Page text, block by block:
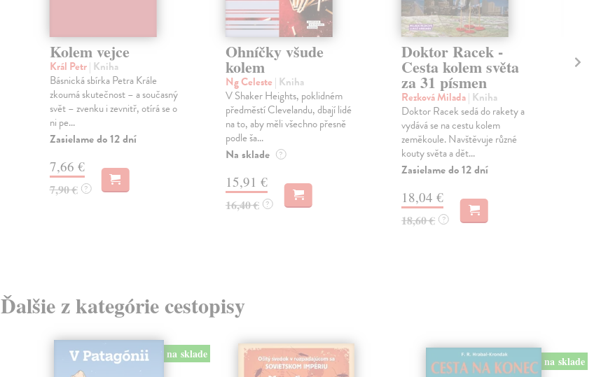
Kolem vejce
Král Petr| Kniha
Básnická sbírka Petra Krále
zkoumá skutečnost – a současný
svět – zvenku i zevnitř, otírá se o
ni pe...
Zasielame do 12 dní
7,66 €
7,90 € ?
Ohníčky všude
kolem
Ng Celeste | Kniha
V Shaker Heights, poklidném
předměstí Clevelandu, dbají lidé
na to, aby měli všechno přesně
podle ša...
Na sklade ?
15,91 €
16,40 € ?
Doktor Racek -
Cesta kolem světa
za 31 písmen
Rezková Milada| Kniha
Doktor Racek sedá do rakety a
vydává se na cestu kolem
zeměkoule. Navštěvuje různé
kouty světa a dět...
Zasielame do 12 dní
18,04 €
18,60 € ?
Ďalšie z kategórie cestopisy
na sklade
na sklade